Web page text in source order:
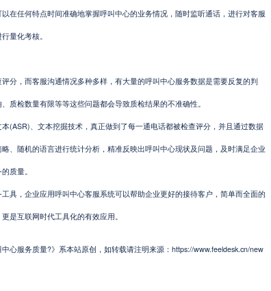
在任何特点时间准确地掌握呼叫中心的业务情况，随时监听通话，进行对客服
量化考核。
，而客服沟通情况多种多样，有大量的呼叫中心服务数据是需要反复的判
质检数量有限等等这些问题都会导致质检结果的不准确性。
、文本挖掘技术，真正做到了每一通电话都被检查评分，并且通过数据
、随机的语言进行统计分析，精准反映出呼叫中心现状及问题，及时满足企业
质量。
，企业应用呼叫中心客服系统可以帮助企业更好的接待客户，简单而全面的
是互联网时代工具化的有效应用。
心服务质量?》系本站原创，如转载请注明来源：https://www.feeldesk.cn/new